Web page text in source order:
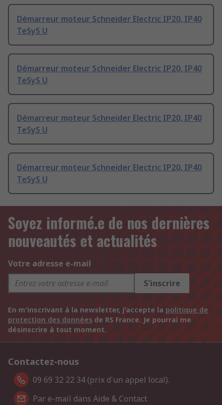
Démarreur moteur Schneider Electric IP20, IP40
TeSyS U
Démarreur moteur Schneider Electric IP20, IP40
TeSyS U
Démarreur moteur Schneider Electric IP20, IP40
TeSyS U
Démarreur moteur Schneider Electric IP20, IP40
TeSyS U
Soyez informé.e de nos dernières
nouveautés et actualités
Votre adresse e-mail
S'inscrire
En m'inscrivant à la newsletter, j'accepte la politique de
protection des données de RS France. Je pourrai me
désinscrire à tout moment.
Contactez-nous
09 69 32 22 34 (prix d'un appel local).
Par e-mail dans Aide & Contact